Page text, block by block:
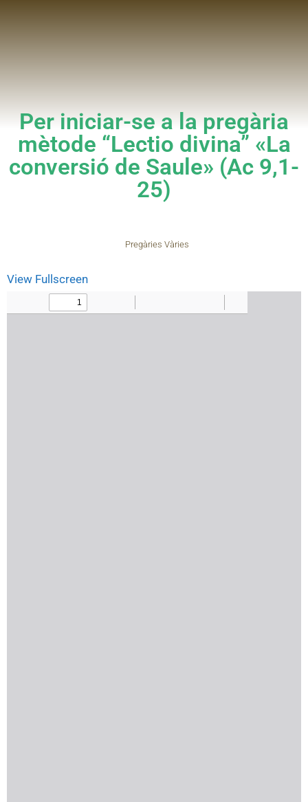
Per iniciar-se a la pregària
mètode “Lectio divina” «La
conversió de Saule» (Ac 9,1-
25)
Pregàries Vàries
View Fullscreen